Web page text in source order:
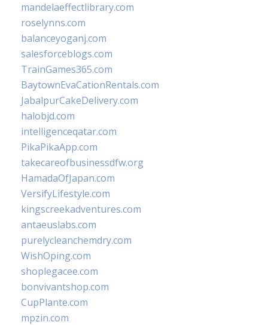
mandelaeffectlibrary.com
roselynns.com
balanceyoganj.com
salesforceblogs.com
TrainGames365.com
BaytownEvaCationRentals.com
JabalpurCakeDelivery.com
halobjd.com
intelligenceqatar.com
PikaPikaApp.com
takecareofbusinessdfw.org
HamadaOfJapan.com
VersifyLifestyle.com
kingscreekadventures.com
antaeuslabs.com
purelycleanchemdry.com
WishOping.com
shoplegacee.com
bonvivantshop.com
CupPlante.com
mpzin.com